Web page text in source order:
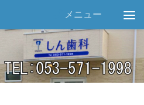
メニュー